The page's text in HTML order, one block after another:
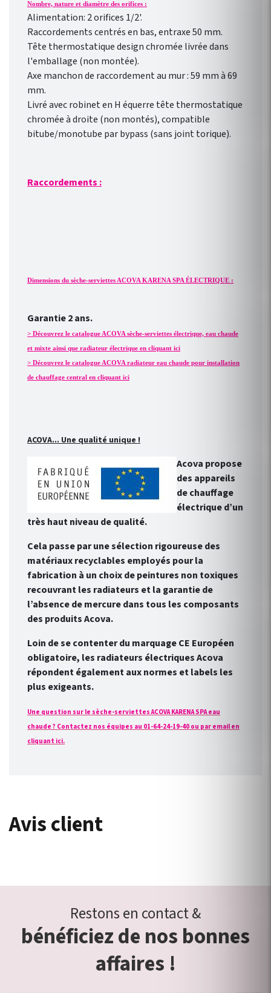
Nombre, nature et diamètre des orifices :
Alimentation: 2 orifices 1/2'.
Raccordements centrés en bas, entraxe 50 mm.
Tête thermostatique design chromée livrée dans
l'emballage (non montée).
Axe manchon de raccordement au mur : 59 mm à 69
mm.
Livré avec robinet en H équerre tête thermostatique
chromée à droite (non montés), compatible
bitube/monotube par bypass (sans joint torique).
Raccordements :
Dimensions du sèche-serviettes ACOVA KARENA SPA ÉLECTRIQUE :
Garantie 2 ans.
> Découvrez le catalogue ACOVA sèche-serviettes électrique, eau chaude
et mixte ainsi que radiateur électrique en cliquant ici
> Découvrez le catalogue ACOVA radiateur eau chaude pour installation
de chauffage central en cliquant ici
ACOVA... Une qualité unique !
Acova propose
des appareils
de chauffage
électrique d’un
très haut niveau de qualité.
Cela passe par une sélection rigoureuse des
matériaux recyclables employés pour la
fabrication à un choix de peintures non toxiques
recouvrant les radiateurs et la garantie de
l’absence de mercure dans tous les composants
des produits Acova.
Loin de se contenter du marquage CE Européen
obligatoire, les radiateurs électriques Acova
répondent également aux normes et labels les
plus exigeants.
Une question sur le sèche-serviettes ACOVA KARENA SPA eau
chaude ? Contactez nos équipes au 01-64-24-19-40 ou par email en
cliquant ici.
Avis client
Restons en contact &
bénéficiez de nos bonnes
affaires !